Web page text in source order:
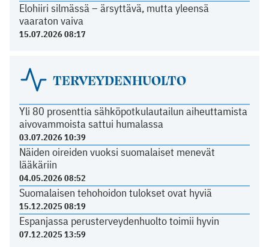
Elohiiri silmässä – ärsyttävä, mutta yleensä
vaaraton vaiva
15.07.2026 08:17
TERVEYDENHUOLTO
Yli 80 prosenttia sähköpotkulautailun aiheuttamista
aivovammoista sattui humalassa
03.07.2026 10:39
Näiden oireiden vuoksi suomalaiset menevät
lääkäriin
04.05.2026 08:52
Suomalaisen tehohoidon tulokset ovat hyviä
15.12.2025 08:19
Espanjassa perusterveydenhuolto toimii hyvin
07.12.2025 13:59